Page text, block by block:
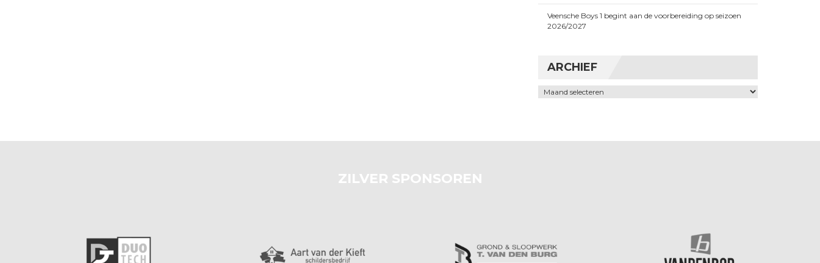
Veensche Boys 1 begint aan de voorbereiding op seizoen
2026/2027
ARCHIEF
Archief
ZILVER SPONSOREN